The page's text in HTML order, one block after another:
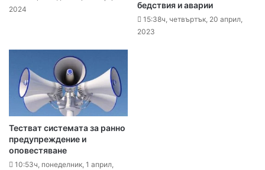
2024
бедствия и аварии
15:38ч, четвъртък, 20 април,
2023
Тестват системата за ранно
предупреждение и
оповестяване
10:53ч, понеделник, 1 април,